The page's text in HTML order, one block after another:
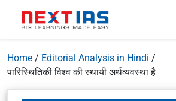
Home / Editorial Analysis in Hindi /
पारिस्थितिकी विश्व की स्थायी अर्थव्यवस्था है